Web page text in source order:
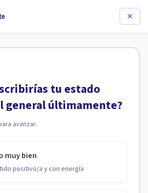
tu estado
general últimamente?
avanzar.
muy bien
positivo/a y con energía